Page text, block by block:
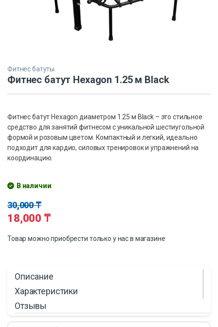
Фитнес батуты
Фитнес батут Hexagon 1.25 м Black
Фитнес батут Hexagon диаметром 1.25 м Black – это стильное
средство для занятий фитнесом с уникальной шестиугольной
формой и розовым цветом. Компактный и легкий, идеально
подходит для кардио, силовых тренировок и упражнений на
координацию.
В наличии
30,000₸
18,000 ₸
Товар можно приобрести только у нас в магазине
Описание
Характеристики
Отзывы